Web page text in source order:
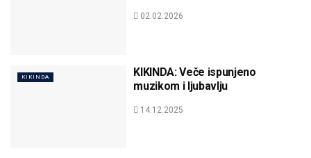
02.02.2026
KIKINDA
KIKINDA: Veče ispunjeno
muzikom i ljubavlju
14.12.2025